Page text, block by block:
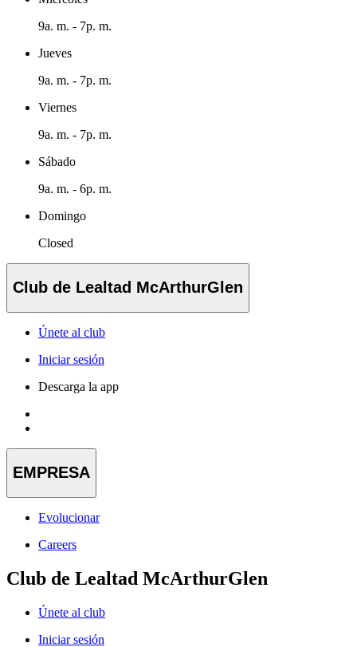
9a. m. - 7p. m.
Jueves
9a. m. - 7p. m.
Viernes
9a. m. - 7p. m.
Sábado
9a. m. - 6p. m.
Domingo
Closed
Club de Lealtad McArthurGlen
Únete al club
Iniciar sesión
Descarga la app
EMPRESA
Evolucionar
Careers
Club de Lealtad McArthurGlen
Únete al club
Iniciar sesión